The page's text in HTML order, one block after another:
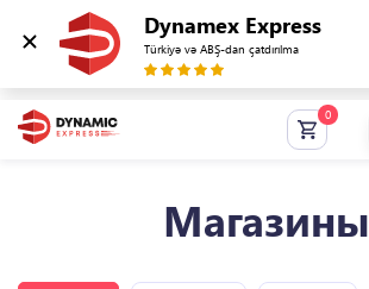
Dynamex Express
Türkiyə və ABŞ-dan çatdırılma
Магазины